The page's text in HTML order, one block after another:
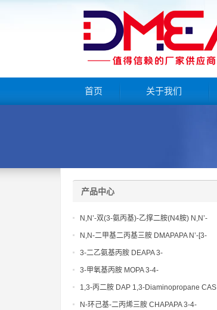
首页 关于我们
产品中心
N,N’-双(3-氨丙基)-乙撑二胺(N4胺) N,N’-
Bis(3-aminopropyl)-ethylenediamine CAS
No10563-26-5
N,N-二甲基二丙基三胺 DMAPAPA N’-[3-
(dimethylamino)propyllpropane-1,3-
diamine CAS No10563-29-8
3-二乙氨基丙胺 DEAPA 3-
(Diethylamino)propylamine CAS No 104-
3-甲氧基丙胺 MOPA 3-4-
Methoxypropylamine CAS No 5332-73-0
1,3-丙二胺 DAP 1,3-Diaminopropane CAS
No 109-76-2
N-环己基-二丙烯三胺 CHAPAPA 3-4-